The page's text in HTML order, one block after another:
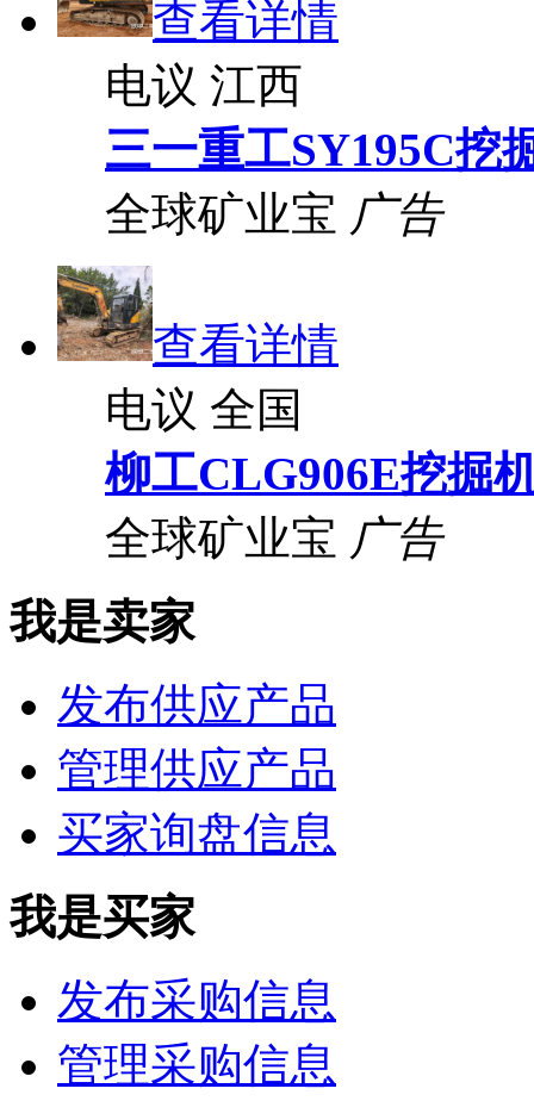
查看详情
电议 江西
三一重工SY195C挖
全球矿业宝 广告
查看详情
电议 全国
柳工CLG906E挖掘
全球矿业宝 广告
我是卖家
发布供应产品
管理供应产品
买家询盘信息
我是买家
发布采购信息
管理采购信息